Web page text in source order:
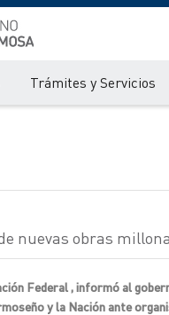
Trámites y Servicios
nuevas obras
Federal , informó al
y la Nación ante